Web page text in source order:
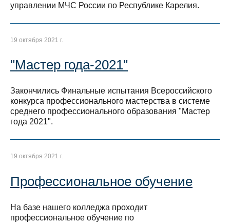
управлении МЧС России по Республике Карелия.
19 октября 2021 г.
"Мастер года-2021"
Закончились Финальные испытания Всероссийского
конкурса профессионального мастерства в системе
среднего профессионального образования "Мастер
года 2021".
19 октября 2021 г.
Профессиональное обучение
На базе нашего колледжа проходит
профессиональное обучение по